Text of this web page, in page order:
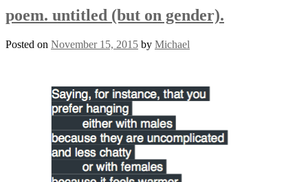
poem. untitled (but on gender).
Posted on November 15, 2015 by Michael